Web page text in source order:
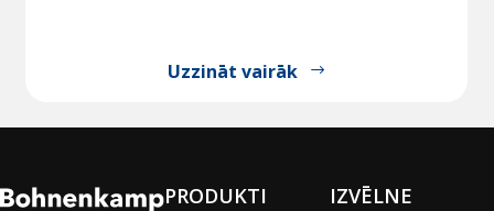
Uzzināt vairāk
PRODUKTI IZVĒLNE